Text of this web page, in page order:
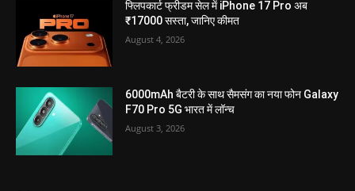
फ्लिपकार्ट फ्रीडम सेल में iPhone 17 Pro अब
₹17000 सस्ता, जानिए कीमत
August 4, 2026
6000mAh बैटरी के साथ सैमसंग का नया फोन Galaxy
F70 Pro 5G भारत में लॉन्च
August 3, 2026